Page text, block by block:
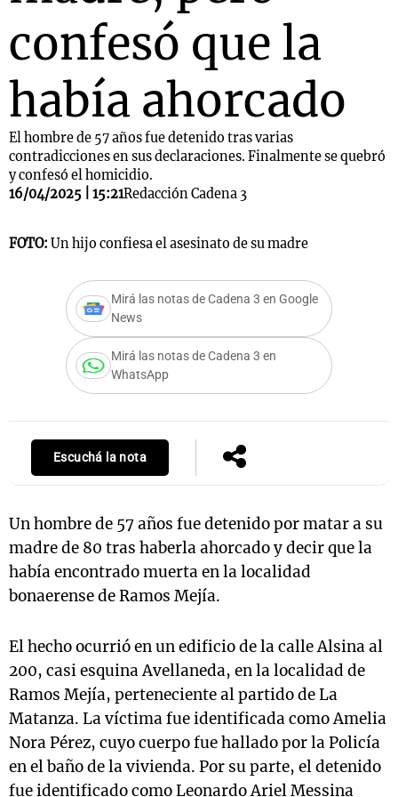
confesó que la
había ahorcado
El hombre de 57 años fue detenido tras varias
contradicciones en sus declaraciones. Finalmente se quebró
y confesó el homicidio.
16/04/2025 | 15:21Redacción Cadena 3
FOTO: Un hijo confiesa el asesinato de su madre
Mirá las notas de Cadena 3 en Google
News
Mirá las notas de Cadena 3 en
WhatsApp
Escuchá la nota
Un hombre de 57 años fue detenido por matar a su
madre de 80 tras haberla ahorcado y decir que la
había encontrado muerta en la localidad
bonaerense de Ramos Mejía.
El hecho ocurrió en un edificio de la calle Alsina al
200, casi esquina Avellaneda, en la localidad de
Ramos Mejía, perteneciente al partido de La
Matanza. La víctima fue identificada como Amelia
Nora Pérez, cuyo cuerpo fue hallado por la Policía
en el baño de la vivienda. Por su parte, el detenido
fue identificado como Leonardo Ariel Messina
Mundial 2026
La Sole en
Cadena 3